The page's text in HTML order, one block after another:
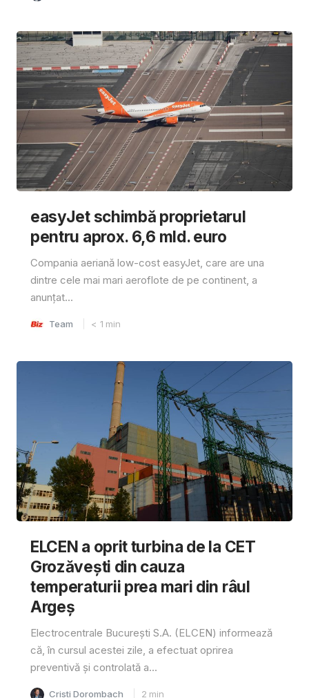
easyJet schimbă proprietarul
pentru aprox. 6,6 mld. euro
Compania aeriană low-cost easyJet, care are una
dintre cele mai mari aeroflote de pe continent, a
anunțat...
Team < 1 min
ELCEN a oprit turbina de la CET
Grozăvești din cauza
temperaturii prea mari din râul
Argeș
Electrocentrale București S.A. (ELCEN) informează
că, în cursul acestei zile, a efectuat oprirea
preventivă și controlată a...
Cristi Dorombach 2 min